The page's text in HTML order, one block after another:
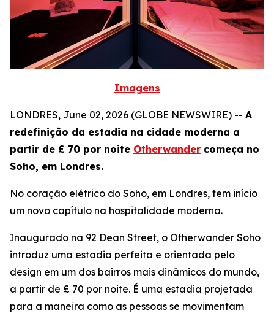
Imagens
LONDRES, June 02, 2026 (GLOBE NEWSWIRE) -- A
redefinição da estadia na cidade moderna a
partir de £ 70 por noite Otherwander começa no
Soho, em Londres.
No coração elétrico do Soho, em Londres, tem início
um novo capítulo na hospitalidade moderna.
Inaugurado na 92 Dean Street, o Otherwander Soho
introduz uma estadia perfeita e orientada pelo
design em um dos bairros mais dinâmicos do mundo,
a partir de £ 70 por noite. É uma estadia projetada
para a maneira como as pessoas se movimentam